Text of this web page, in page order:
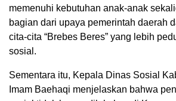
memenuhi kebutuhan anak-anak
bagian dari upaya pemerintah daerah
cita-cita “Brebes Beres” yang lebih
sosial.
Sementara itu, Kepala Dinas Sosial
Imam Baehaqi menjelaskan bahwa